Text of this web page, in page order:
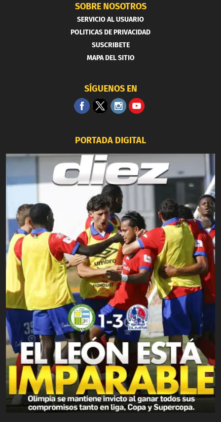
SOBRE NOSOTROS
SERVICIO AL USUARIO
POLITICAS DE PRIVACIDAD
SUSCRIBETE
MAPA DEL SITIO
SÍGUENOS EN
PORTADA DIGITAL